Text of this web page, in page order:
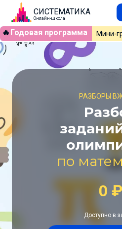
СИСТЕМАТИКА
Онлайн-школа
🔥 Годовая программа Мини-
РАЗБОРЫ
по
0 ₽
Доступно в